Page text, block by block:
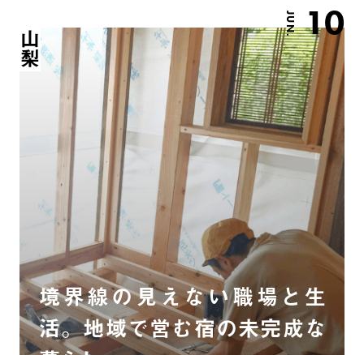
JUN. 10
山梨
境界線の見えない職場と生
活。地域で営む宿の未完成な